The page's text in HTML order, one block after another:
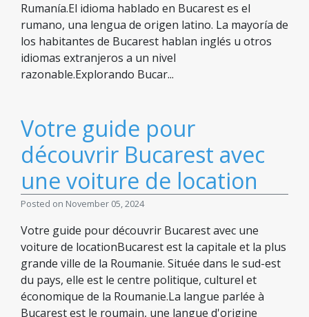
Rumanía.El idioma hablado en Bucarest es el
rumano, una lengua de origen latino. La mayoría de
los habitantes de Bucarest hablan inglés u otros
idiomas extranjeros a un nivel
razonable.Explorando Bucar...
Votre guide pour
découvrir Bucarest avec
une voiture de location
Posted on November 05, 2024
Votre guide pour découvrir Bucarest avec une
voiture de locationBucarest est la capitale et la plus
grande ville de la Roumanie. Située dans le sud-est
du pays, elle est le centre politique, culturel et
économique de la Roumanie.La langue parlée à
Bucarest est le roumain, une langue d'origine